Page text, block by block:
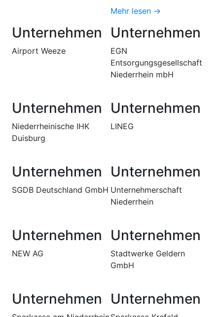
Mehr lesen →
Unternehmen
Airport Weeze
Unternehmen
EGN
Entsorgungsgesellschaft
Niederrhein mbH
Unternehmen
Niederrheinische IHK
Duisburg
Unternehmen
LINEG
Unternehmen
SGDB Deutschland GmbH
Unternehmen
Unternehmerschaft
Niederrhein
Unternehmen
NEW AG
Unternehmen
Stadtwerke Geldern
GmbH
Unternehmen Unternehmen